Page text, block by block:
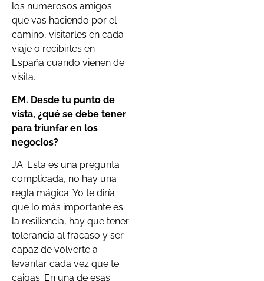
los numerosos amigos
que vas haciendo por el
camino, visitarles en cada
viaje o recibirles en
España cuando vienen de
visita.
EM. Desde tu punto de
vista, ¿qué se debe tener
para triunfar en los
negocios?
JA. Esta es una pregunta
complicada, no hay una
regla mágica. Yo te diría
que lo más importante es
la resiliencia, hay que tener
tolerancia al fracaso y ser
capaz de volverte a
levantar cada vez que te
caigas. En una de esas